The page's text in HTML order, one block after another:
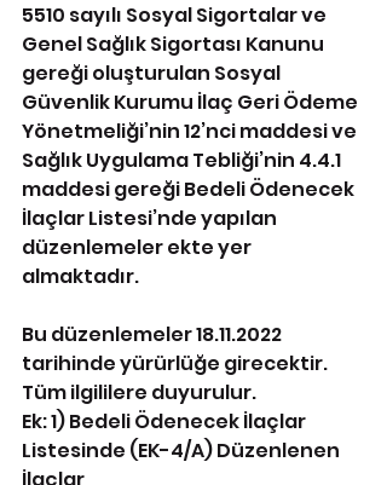
5510 sayılı Sosyal Sigortalar ve
Genel Sağlık Sigortası Kanunu
gereği oluşturulan Sosyal
Güvenlik Kurumu İlaç Geri Ödeme
Yönetmeliği’nin 12’nci maddesi ve
Sağlık Uygulama Tebliği’nin 4.4.1
maddesi gereği Bedeli Ödenecek
İlaçlar Listesi’nde yapılan
düzenlemeler ekte yer
almaktadır.
Bu düzenlemeler 18.11.2022
tarihinde yürürlüğe girecektir.
Tüm ilgililere duyurulur.
Ek: 1) Bedeli Ödenecek İlaçlar
Listesinde (EK-4/A) Düzenlenen